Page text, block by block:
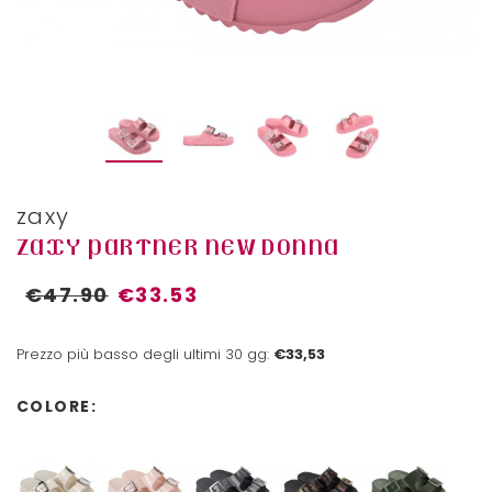
zaxy
ZAXY PARTNER NEW DONNA
€47.90 €33.53
Prezzo più basso degli ultimi 30 gg: €33,53
COLORE: